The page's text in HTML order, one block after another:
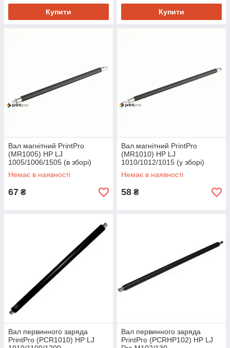
Купити Купити
Вал магнітний PrintPro
(MR1005) HP LJ
1005/1006/1505 (в зборі)
Немає в наявності
67 ₴
Вал магнітний PrintPro
(MR1010) HP LJ
1010/1012/1015 (у зборі)
Немає в наявності
58 ₴
Вал первинного заряда
PrintPro (PCR1010) HP LJ
Вал первинного заряда
PrintPro (PCRHP102) HP LJ